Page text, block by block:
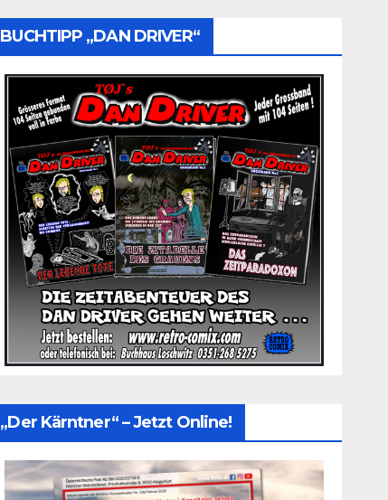
BUCHTIPP „DAN DRIVER“
„Der Kärntner“ – Jetzt Online!